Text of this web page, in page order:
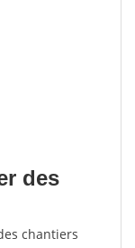
des
chantiers